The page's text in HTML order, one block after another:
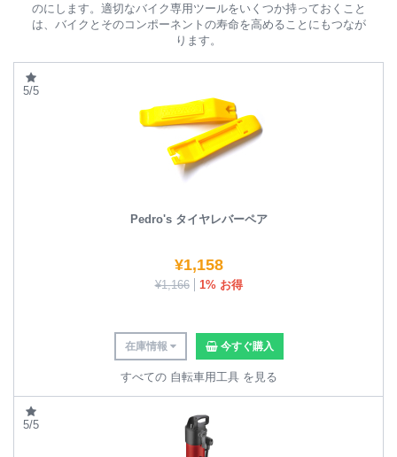
のにします。適切なバイク専用ツールをいくつか持っておくこと
は、バイクとそのコンポーネントの寿命を高めることにもつなが
ります。
5/5
Pedro's タイヤレバーペア
¥1,158
¥1,166 1% お得
在庫情報 今すぐ購入
すべての 自転車用工具 を見る
5/5